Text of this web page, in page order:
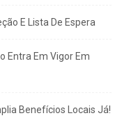
E Lista De Espera
Entra Em Vigor Em
Benefícios Locais Já!